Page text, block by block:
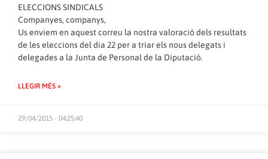
ELECCIONS SINDICALS
Companyes, companys,
Us enviem en aquest correu la nostra valoració dels resultats
de les eleccions del dia 22 per a triar els nous delegats i
delegades a la Junta de Personal de la Diputació.
LLEGIR MÉS »
29/04/2015 - 04:25:40